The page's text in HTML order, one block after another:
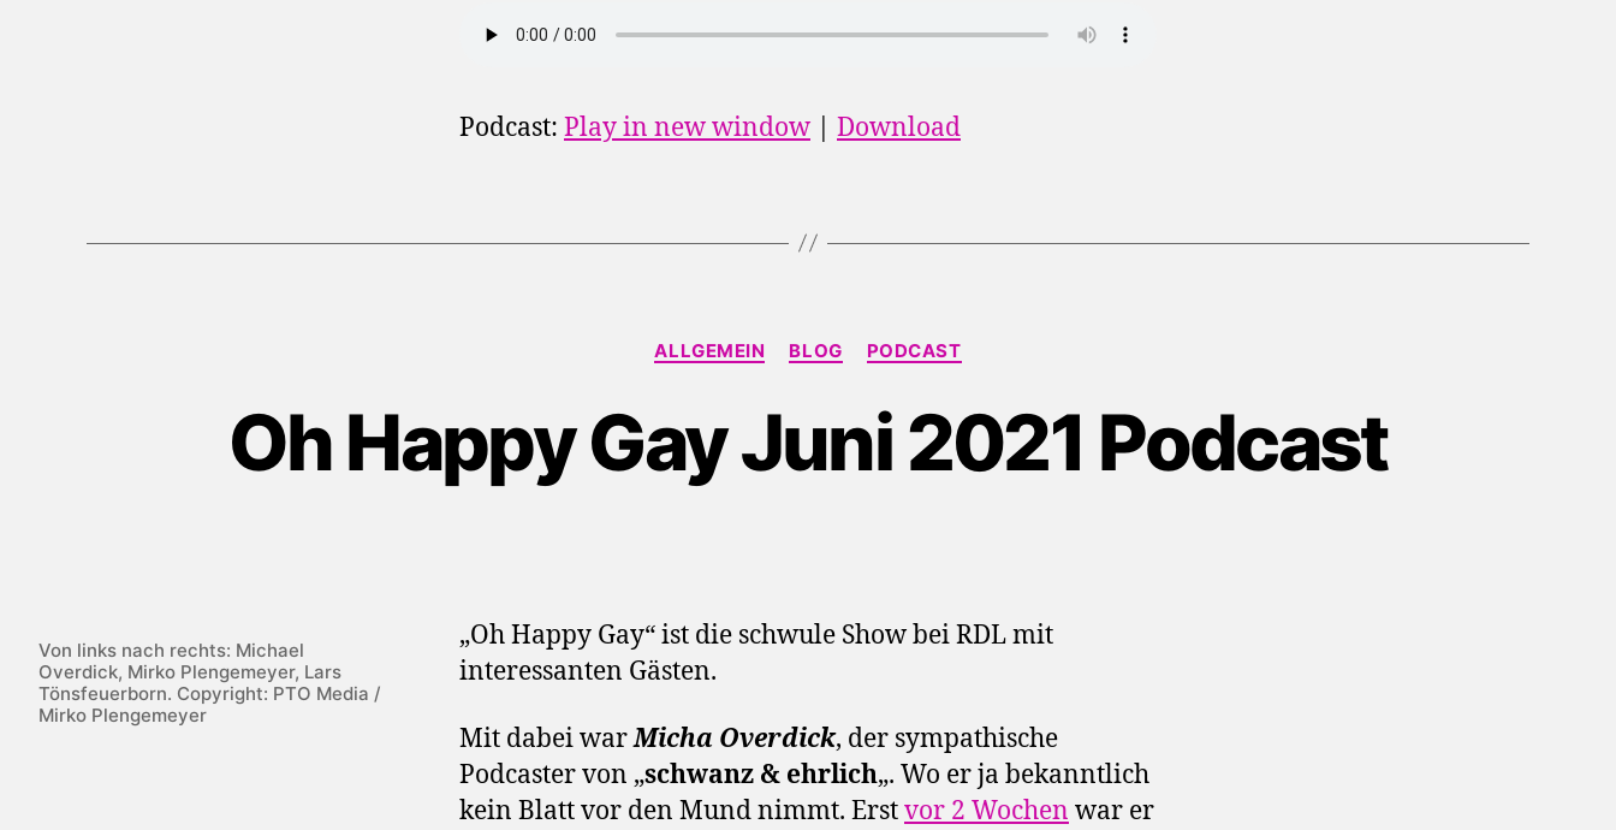
Podcast: Play in new window Download
Kategorien
ALLGEMEIN BLOG PODCAST
Oh Happy Gay Juni 2021 Podcast
Von links nach rechts: Michael
Overdick, Mirko Plengemeyer, Lars
Tönsfeuerborn. Copyright: PTO Media /
Mirko Plengemeyer
„Oh Happy Gay“ ist die schwule Show bei RDL mit
interessanten Gästen.
Mit dabei warMicha Overdick, der sympathische
Podcaster von „schwanz & ehrlich„. Wo er ja bekanntlich
kein Blatt vor den Mund nimmt. Erstvor 2 Wochen war er